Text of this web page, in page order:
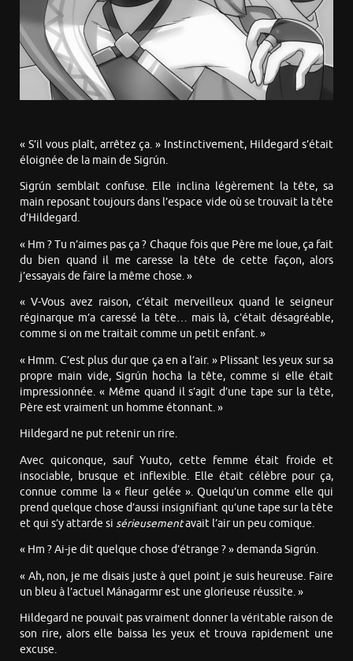
« S’il vous plaît, arrêtez ça. » Instinctivement, Hildegard s’était
éloignée de la main de Sigrún.
Sigrún semblait confuse. Elle inclina légèrement la tête, sa
main reposant toujours dans l’espace vide où se trouvait la tête
d’Hildegard.
« Hm ? Tu n’aimes pas ça ? Chaque fois que Père me loue, ça fait
du bien quand il me caresse la tête de cette façon, alors
j’essayais de faire la même chose. »
« V-Vous avez raison, c’était merveilleux quand le seigneur
réginarque m’a caressé la tête… mais là, c’était désagréable,
comme si on me traitait comme un petit enfant. »
« Hmm. C’est plus dur que ça en a l’air. » Plissant les yeux sur sa
propre main vide, Sigrún hocha la tête, comme si elle était
impressionnée. « Même quand il s’agit d’une tape sur la tête,
Père est vraiment un homme étonnant. »
Hildegard ne put retenir un rire.
Avec quiconque, sauf Yuuto, cette femme était froide et
insociable, brusque et inflexible. Elle était célèbre pour ça,
connue comme la « fleur gelée ». Quelqu’un comme elle qui
prend quelque chose d’aussi insignifiant qu’une tape sur la tête
et qui s’y attarde si sérieusementavait l’air un peu comique.
« Hm ? Ai-je dit quelque chose d’étrange ? » demanda Sigrún.
« Ah, non, je me disais juste à quel point je suis heureuse. Faire
un bleu à l’actuel Mánagarmr est une glorieuse réussite. »
Hildegard ne pouvait pas vraiment donner la véritable raison de
son rire, alors elle baissa les yeux et trouva rapidement une
excuse.